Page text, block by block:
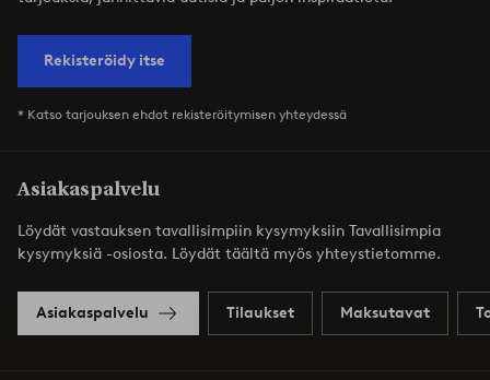
Rekisteröidy itse
* Katso tarjouksen ehdot rekisteröitymisen yhteydessä
Asiakaspalvelu
Löydät vastauksen tavallisimpiin kysymyksiin Tavallisimpia
kysymyksiä -osiosta. Löydät täältä myös yhteystietomme.
Asiakaspalvelu Tilaukset Maksutavat